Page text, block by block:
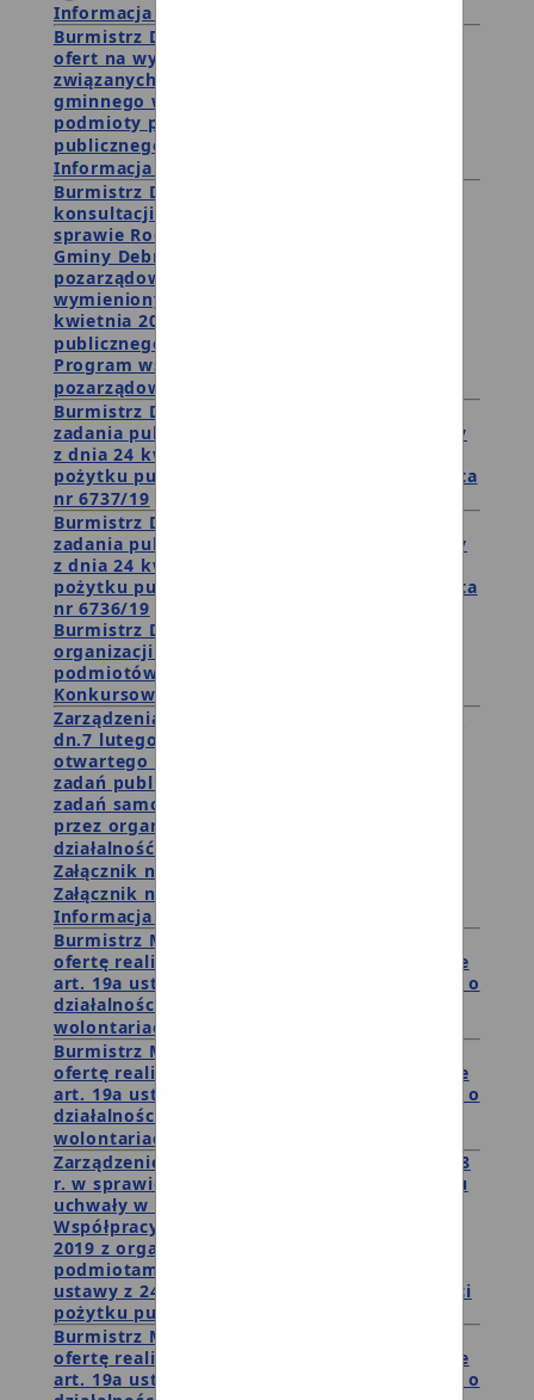
Informacja o wynikach wyboru ofert
Burmistrz Debrzna ogłosza otwarty konkurs
ofert na wykonanie zadań publicznych
związanych z realizacją zadań samorządu
gminnego w 2020 roku przez organizacje i
podmioty prowadzące działalność pożytku
publicznego z załaczikami
Informacja o wynikach wyboru ofert
Burmistrz Debrzna ogłasza rozpoczęcie
konsultacji społecznych projektu uchwały w
sprawie Rocznego Programu Współpracy
Gminy Debrzno na rok 2020 z organizacjami
pozarządowymi oraz podmiotami
wymienionymi w art. 3 ust. 3 ustawy z 24
kwietnia 2003 roku o działalności pożytku
publicznego i o wolontariacie
Program współpracy z organizacjami
pozarządowymi
Burmistrz Debrzna publikuje ofertę realizacji
zadania publicznego w trybie art. 19a ustawy
z dnia 24 kwietnia 2003 roku o działalności
pożytku publicznego i o wolontariacie - oferta
nr 6737/19
Burmistrz Debrzna publikuje ofertę realizacji
zadania publicznego w trybie art. 19a ustawy
z dnia 24 kwietnia 2003 roku o działalności
pożytku publicznego i o wolontariacie - oferta
nr 6736/19
Burmistrz Debrzna zaprasza reprezentantów
organizacji pozarządowych oraz innych
podmiotów do udziału w pracach Komisji
Konkursowej
Zarządzenia 34.56.2019 Burmistrza Debrzna z
dn.7 lutego 2019 r w sprawie: ogłoszenia
otwartego konkursu ofert na wykonywanie
zadań publicznych związanych z realizacją
zadań samorządu gminnego w 2019 roku
przez organizacje i podmioty prowadzące
działalność pożytku publicznego.
Załącznik nr 1.1
Załącznik nr 1.3
Informacja z otwarcia ofert
Burmistrz Miasta i Gminy Debrzno publikuje
ofertę realizacji zadania publicznego w trybie
art. 19a ustawy z dnia 24 kwietnia 2003 roku o
działalności pożytku publicznego i o
wolontariacie wraz z oferą nr 4
Burmistrz Miasta i Gminy Debrzno publikuje
ofertę realizacji zadania publicznego w trybie
art. 19a ustawy z dnia 24 kwietnia 2003 roku o
działalności pożytku publicznego i o
wolontariacie wraz z oferą nr 3
Zarządzenie nr
151.983.2018 z dnia 26.09.2018
r. w sprawie rozpoczęcia konsultacji projektu
uchwały w sprawie" Rocznego Programu
Współpracy Miasta i Gminy Debrzno na rok
2019 z organizacjami pozarządowymi oraz
podmiotami wymienionymi w art.3 ust. 3
ustawy z 24 kwietnia 2003 roku o działalności
pożytku publicznego i o wolontariacie"
Burmistrz Miasta i Gminy Debrzno publikuje
ofertę realizacji zadania publicznego w trybie
art. 19a ustawy z dnia 24 kwietnia 2003 roku o